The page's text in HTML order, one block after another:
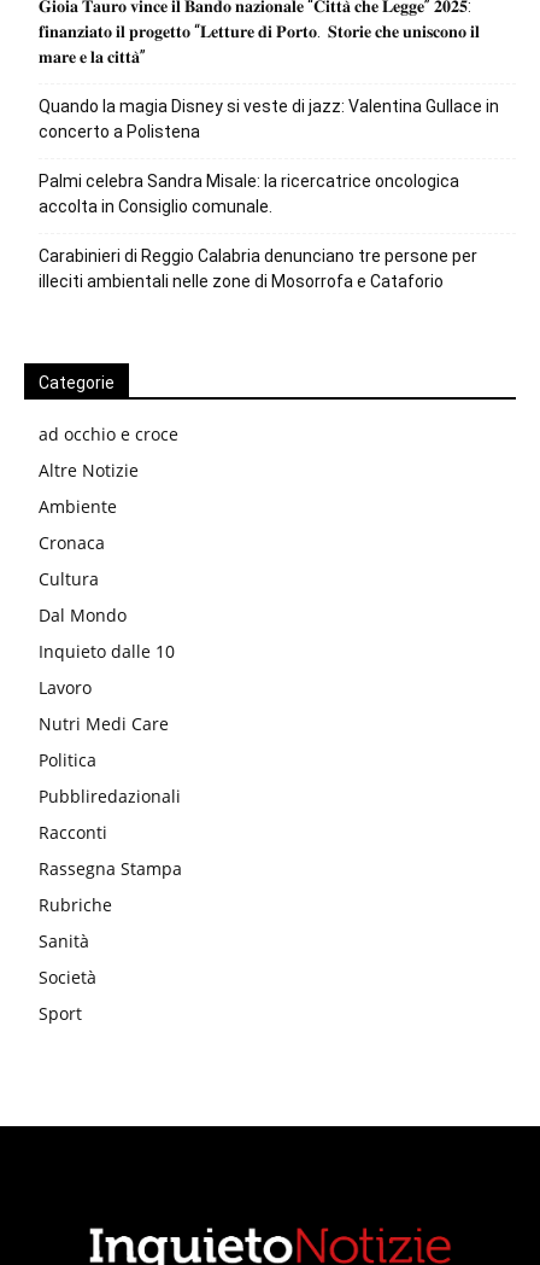
𝐆𝐢𝐨𝐢𝐚 𝐓𝐚𝐮𝐫𝐨 𝐯𝐢𝐧𝐜𝐞 𝐢𝐥 𝐁𝐚𝐧𝐝𝐨 𝐧𝐚𝐳𝐢𝐨𝐧𝐚𝐥𝐞 “𝐂𝐢𝐭𝐭𝐚̀ 𝐜𝐡𝐞 𝐋𝐞𝐠𝐠𝐞” 𝟐𝟎𝟐𝟓:
𝐟𝐢𝐧𝐚𝐧𝐳𝐢𝐚𝐭𝐨 𝐢𝐥 𝐩𝐫𝐨𝐠𝐞𝐭𝐭𝐨 “𝐋𝐞𝐭𝐭𝐮𝐫𝐞 𝐝𝐢 𝐏𝐨𝐫𝐭𝐨. 𝐒𝐭𝐨𝐫𝐢𝐞 𝐜𝐡𝐞 𝐮𝐧𝐢𝐬𝐜𝐨𝐧𝐨 𝐢𝐥
𝐦𝐚𝐫𝐞 𝐞 𝐥𝐚 𝐜𝐢𝐭𝐭𝐚̀”
Quando la magia Disney si veste di jazz: Valentina Gullace in
concerto a Polistena
Palmi celebra Sandra Misale: la ricercatrice oncologica
accolta in Consiglio comunale.
Carabinieri di Reggio Calabria denunciano tre persone per
illeciti ambientali nelle zone di Mosorrofa e Cataforio
Categorie
ad occhio e croce
Altre Notizie
Ambiente
Cronaca
Cultura
Dal Mondo
Inquieto dalle 10
Lavoro
Nutri Medi Care
Politica
Pubbliredazionali
Racconti
Rassegna Stampa
Rubriche
Sanità
Società
Sport